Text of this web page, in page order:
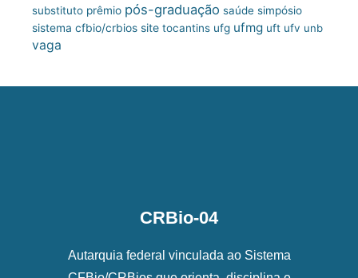
substituto prêmio pós-graduação saúde simpósio
sistema cfbio/crbios site tocantins ufg ufmg uft ufv unb
vaga
CRBio-04
Autarquia federal vinculada ao Sistema